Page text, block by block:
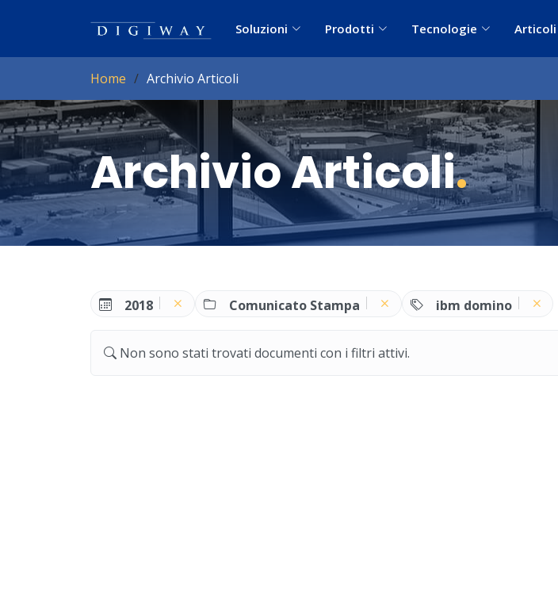
Soluzioni Prodotti Tecnologie Articoli
Home Archivio Articoli
Archivio Articoli.
2018 Comunicato Stampa ibm domino
Non sono stati trovati documenti con i filtri attivi.